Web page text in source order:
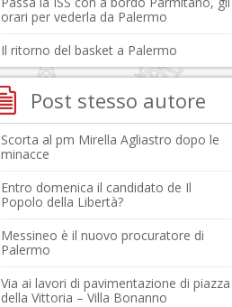
orari per vederla da Palermo
Il ritorno del basket a Palermo
Post stesso autore
Scorta al pm Mirella Agliastro dopo le
minacce
Entro domenica il candidato de Il
Popolo della Libertà?
Messineo è il nuovo procuratore di
Palermo
Via ai lavori di pavimentazione di piazza
della Vittoria – Villa Bonanno